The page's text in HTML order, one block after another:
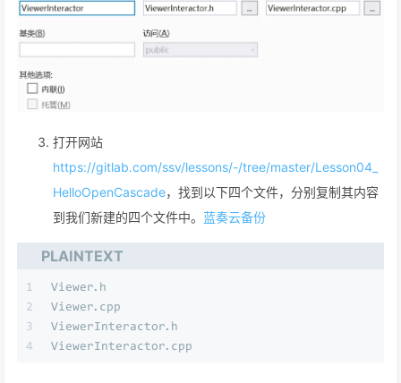
打开网站
https://gitlab.com/ssv/lessons/-/tree/master/Lesson04_
HelloOpenCascade，找到以下四个文件，分别复制其内容
到我们新建的四个文件中。 蓝奏云备份
PLAINTEXT
1
2
3
4
Viewer.h
Viewer.cpp
ViewerInteractor.h
ViewerInteractor.cpp